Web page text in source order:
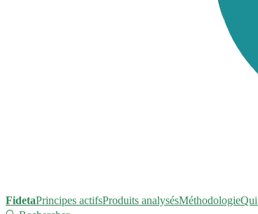
FidetaPrincipes actifsProduits analysésMéthodologieQui